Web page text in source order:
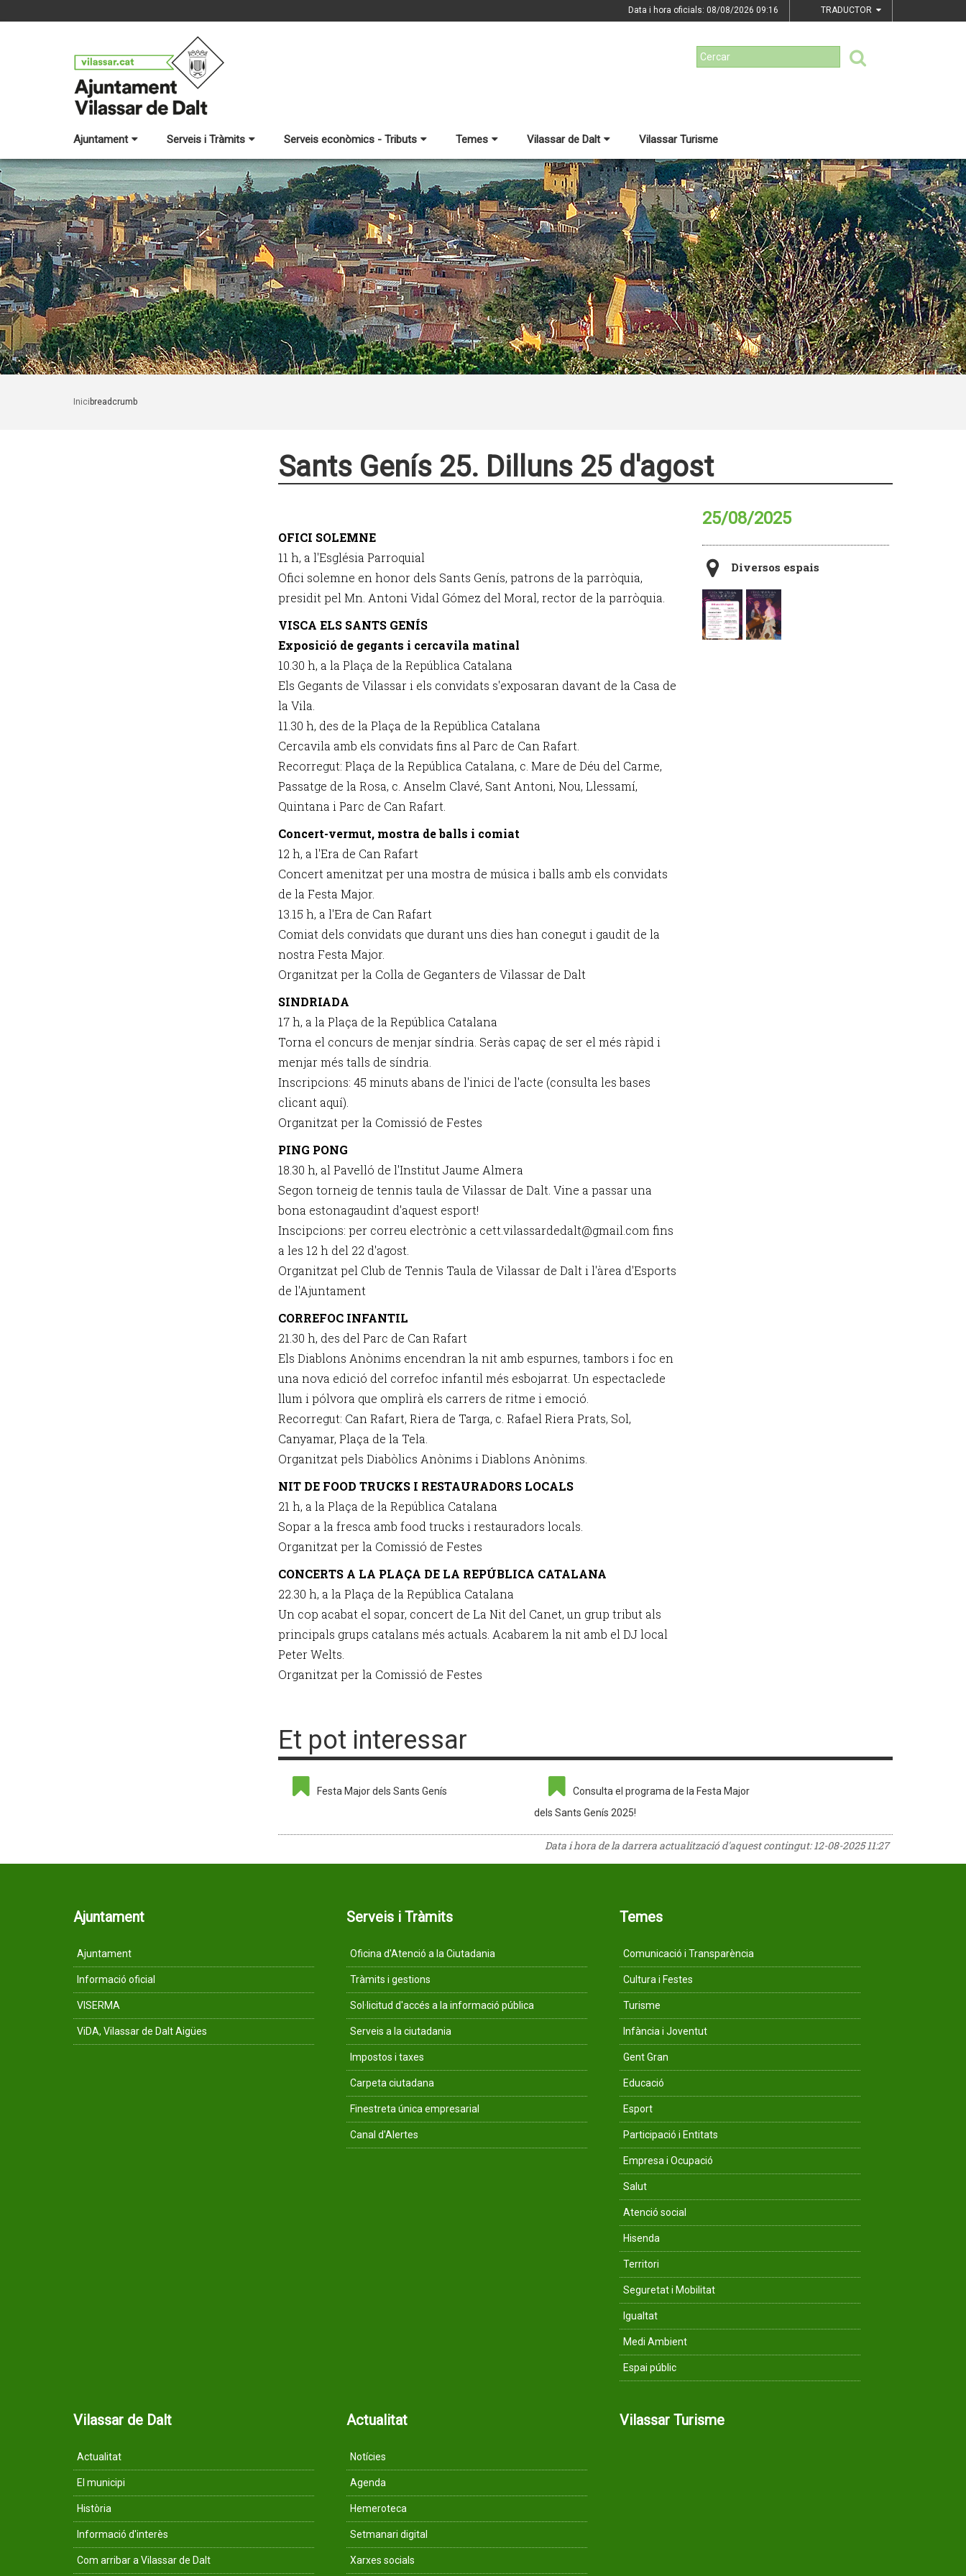
Data i hora oficials: 08/08/2026 09:16 TRADUCTOR
Ajuntament Serveis i Tràmits Serveis econòmics - Tributs Temes Vilassar de Dalt Vilassar Turisme
Inici breadcrumb
Sants Genís 25. Dilluns 25 d'agost
OFICI SOLEMNE
11 h, a l'Església Parroquial
Ofici solemne en honor dels Sants Genís, patrons de la parròquia,
presidit pel Mn. Antoni Vidal Gómez del Moral, rector de la parròquia.
VISCA ELS SANTS GENÍS
Exposició de gegants i cercavila matinal
10.30 h, a la Plaça de la República Catalana
Els Gegants de Vilassar i els convidats s'exposaran davant de la Casa de
la Vila.
11.30 h, des de la Plaça de la República Catalana
Cercavila amb els convidats fins al Parc de Can Rafart.
Recorregut: Plaça de la República Catalana, c. Mare de Déu del Carme,
Passatge de la Rosa, c. Anselm Clavé, Sant Antoni, Nou, Llessamí,
Quintana i Parc de Can Rafart.
Concert-vermut, mostra de balls i comiat
12 h, a l'Era de Can Rafart
Concert amenitzat per una mostra de música i balls amb els convidats
de la Festa Major.
13.15 h, a l'Era de Can Rafart
Comiat dels convidats que durant uns dies han conegut i gaudit de la
nostra Festa Major.
Organitzat per la Colla de Geganters de Vilassar de Dalt
SINDRIADA
17 h, a la Plaça de la República Catalana
Torna el concurs de menjar síndria. Seràs capaç de ser el més ràpid i
menjar més talls de síndria.
Inscripcions: 45 minuts abans de l'inici de l'acte (consulta les bases
clicant aquí).
Organitzat per la Comissió de Festes
PING PONG
18.30 h, al Pavelló de l'Institut Jaume Almera
Segon torneig de tennis taula de Vilassar de Dalt. Vine a passar una
bona estonagaudint d'aquest esport!
Inscipcions: per correu electrònic a cett.vilassardedalt@gmail.com fins
a les 12 h del 22 d'agost.
Organitzat pel Club de Tennis Taula de Vilassar de Dalt i l'àrea d'Esports
de l'Ajuntament
CORREFOC INFANTIL
21.30 h, des del Parc de Can Rafart
Els Diablons Anònims encendran la nit amb espurnes, tambors i foc en
una nova edició del correfoc infantil més esbojarrat. Un espectaclede
llum i pólvora que omplirà els carrers de ritme i emoció.
Recorregut: Can Rafart, Riera de Targa, c. Rafael Riera Prats, Sol,
Canyamar, Plaça de la Tela.
Organitzat pels Diabòlics Anònims i Diablons Anònims.
NIT DE FOOD TRUCKS I RESTAURADORS LOCALS
21 h, a la Plaça de la República Catalana
Sopar a la fresca amb food trucks i restauradors locals.
Organitzat per la Comissió de Festes
CONCERTS A LA PLAÇA DE LA REPÚBLICA CATALANA
22.30 h, a la Plaça de la República Catalana
Un cop acabat el sopar, concert de La Nit del Canet, un grup tribut als
principals grups catalans més actuals. Acabarem la nit amb el DJ local
Peter Welts.
Organitzat per la Comissió de Festes
25/08/2025
Diversos espais
Et pot interessar
Festa Major dels Sants Genís
Consulta el programa de la Festa Major
dels Sants Genís 2025!
Data i hora de la darrera actualització d'aquest contingut:12-08-2025 11:27
Ajuntament
Ajuntament
Informació oficial
VISERMA
ViDA, Vilassar de Dalt Aigües
Serveis i Tràmits
Oficina d'Atenció a la Ciutadania
Tràmits i gestions
Sol·licitud d'accés a la informació pública
Serveis a la ciutadania
Impostos i taxes
Carpeta ciutadana
Finestreta única empresarial
Canal d'Alertes
Temes
Comunicació i Transparència
Cultura i Festes
Turisme
Infància i Joventut
Gent Gran
Educació
Esport
Participació i Entitats
Empresa i Ocupació
Salut
Atenció social
Hisenda
Territori
Seguretat i Mobilitat
Igualtat
Medi Ambient
Espai públic
Vilassar de Dalt
Actualitat
El municipi
Història
Informació d'interès
Com arribar a Vilassar de Dalt
Actualitat
Notícies
Agenda
Hemeroteca
Setmanari digital
Xarxes socials
Vilassar Turisme